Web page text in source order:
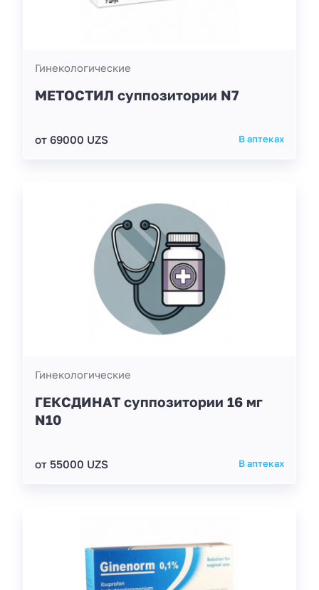
Гинекологические
МЕТОСТИЛ суппозитории N7
от 69000 UZS В аптеках
Гинекологические
ГЕКСДИНАТ суппозитории 16 мг
N10
от 55000 UZS В аптеках